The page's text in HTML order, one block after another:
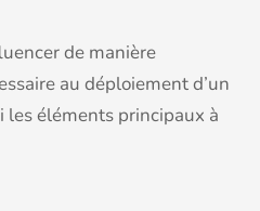
de manière
au déploiement d’un
les éléments principaux à